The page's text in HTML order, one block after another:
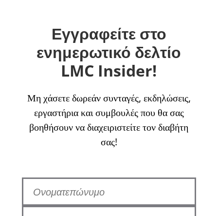
Εγγραφείτε στο
ενημερωτικό δελτίο
LMC Insider!
Μη χάσετε δωρεάν συνταγές, εκδηλώσεις,
εργαστήρια και συμβουλές που θα σας
βοηθήσουν να διαχειριστείτε τον διαβήτη
σας!